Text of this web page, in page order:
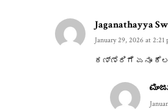
Jaganathayya
January 29, 2026 at 2:21
ಕಣ್ಣೆರಿಗೆ ಏನೂ